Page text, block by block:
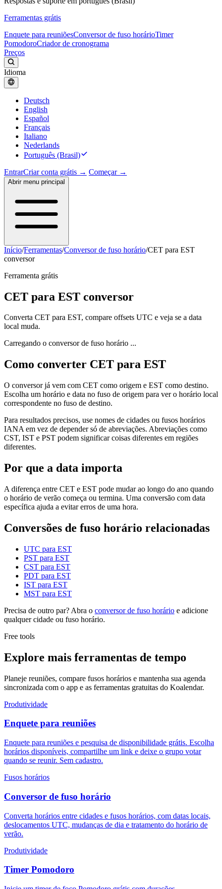
Ferramentas grátis
Enquete para reuniõesConversor de fuso horárioTimer
PomodoroCriador de cronograma
Preços
Idioma
Deutsch
English
Español
Français
Italiano
Nederlands
Português (Brasil)
EntrarCriar conta grátis → Começar →
Abrir menu principal
Início/Ferramentas/Conversor de fuso horário/CET para EST
conversor
Ferramenta grátis
CET para EST conversor
Converta CET para EST, compare offsets UTC e veja se a data
local muda.
Carregando o conversor de fuso horário ...
Como converter CET para EST
O conversor já vem com CET como origem e EST como destino.
Escolha um horário e data no fuso de origem para ver o horário local
correspondente no fuso de destino.
Para resultados precisos, use nomes de cidades ou fusos horários
IANA em vez de depender só de abreviações. Abreviações como
CST, IST e PST podem significar coisas diferentes em regiões
diferentes.
Por que a data importa
A diferença entre CET e EST pode mudar ao longo do ano quando
o horário de verão começa ou termina. Uma conversão com data
específica ajuda a evitar erros de uma hora.
Conversões de fuso horário relacionadas
UTC para EST
PST para EST
CST para EST
PDT para EST
IST para EST
MST para EST
Precisa de outro par? Abra o conversor de fuso horário e adicione
qualquer cidade ou fuso horário.
Free tools
Explore mais ferramentas de tempo
Planeje reuniões, compare fusos horários e mantenha sua agenda
sincronizada com o app e as ferramentas gratuitas do Koalendar.
Produtividade
Enquete para reuniões
Enquete para reuniões e pesquisa de disponibilidade grátis. Escolha
horários disponíveis, compartilhe um link e deixe o grupo votar
quando se reunir. Sem cadastro.
Fusos horários
Conversor de fuso horário
Converta horários entre cidades e fusos horários, com datas locais,
deslocamentos UTC, mudanças de dia e tratamento do horário de
verão.
Produtividade
Timer Pomodoro